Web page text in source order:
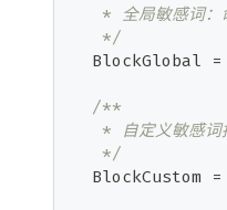
* 全局敏感词：
   */
  BlockGlobal
=
/**
* 自定义敏感词
   */
  BlockCustom
=